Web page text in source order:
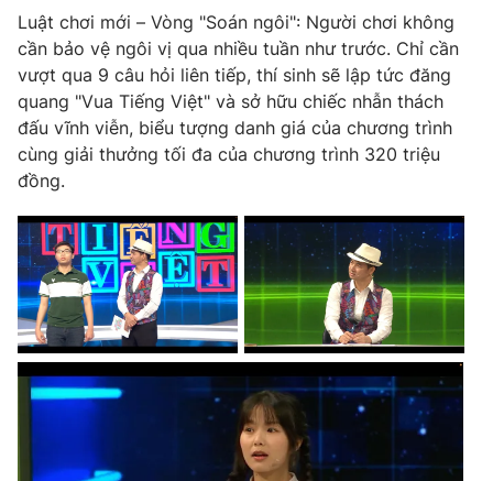
VTV Sức khoẻ Bất động sản
Thị trường 24h Tấm lòng Việt
VTV4
VTV9 VTV8
Liên hệ tòa soạn English
Luật chơi mới – Vòng "Soán ngôi": Người chơi không
cần bảo vệ ngôi vị qua nhiều tuần như trước. Chỉ cần
vượt qua 9 câu hỏi liên tiếp, thí sinh sẽ lập tức đăng
quang "Vua Tiếng Việt" và sở hữu chiếc nhẫn thách
đấu vĩnh viễn, biểu tượng danh giá của chương trình
cùng giải thưởng tối đa của chương trình 320 triệu
đồng.